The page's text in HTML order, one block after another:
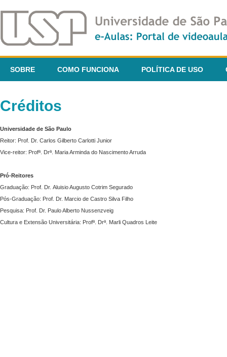
SOBRE COMO FUNCIONA POLÍTICA DE USO
Créditos
Universidade de São Paulo
Reitor: Prof. Dr. Carlos Gilberto Carlotti Junior
Vice-reitor: Profª. Drª. Maria Arminda do Nascimento Arruda
Pró-Reitores
Graduação: Prof. Dr. Aluisio Augusto Cotrim Segurado
Pós-Graduação: Prof. Dr. Marcio de Castro Silva Filho
Pesquisa: Prof. Dr. Paulo Alberto Nussenzveig
Cultura e Extensão Universitária: Profª. Drª. Marli Quadros Leite